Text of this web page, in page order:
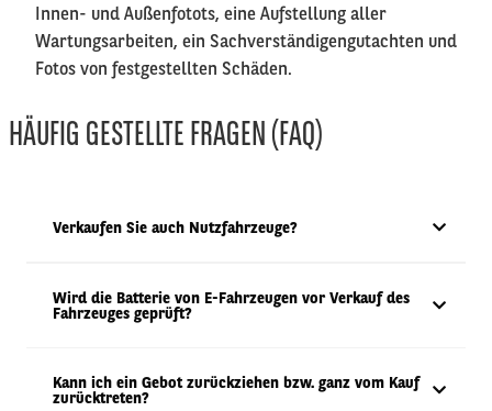
Innen- und Außenfotots, eine Aufstellung aller
Wartungsarbeiten, ein Sachverständigengutachten und
Fotos von festgestellten Schäden.
HÄUFIG GESTELLTE FRAGEN (FAQ)
Verkaufen Sie auch Nutzfahrzeuge?
Wird die Batterie von E-Fahrzeugen vor Verkauf des
Fahrzeuges geprüft?
Kann ich ein Gebot zurückziehen bzw. ganz vom Kauf
zurücktreten?